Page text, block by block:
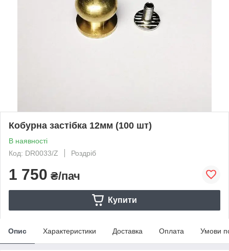
Кобурна застібка 12мм (100 шт)
В наявності
Код: DR0033/Z
Роздріб
1 750 ₴/пач
Купити
Опис Характеристики Доставка Оплата Умови